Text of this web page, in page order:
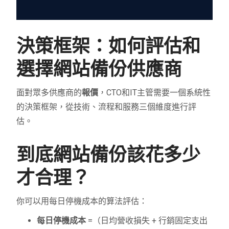
決策框架：如何評估和
選擇網站備份供應商
面對眾多供應商的報價 ，CTO和IT主管需要一個系統性
的決策框架，從技術、流程和服務三個維度進行評
估。
到底網站備份該花多少
才合理？
你可以用每日停機成本的算法評估：
每日停機成本 =（日均營收損失 + 行銷固定支出